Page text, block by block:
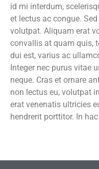
id mi interdum,
et lectus ac congue.
volutpat. Aliquam erat
convallis at quam quis,
dui est, varius ac
Integer nec purus vitae
neque. Cras et ornare
non lectus eu, volutpat
erat venenatis ultricies
hendrerit porttitor. In